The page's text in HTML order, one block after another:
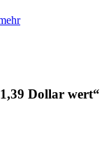
Dollar wert“